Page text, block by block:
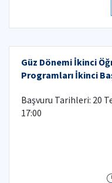
Güz Dönemi İkinci
Programları İkinci
Başvuru Tarihleri: 20
17:00